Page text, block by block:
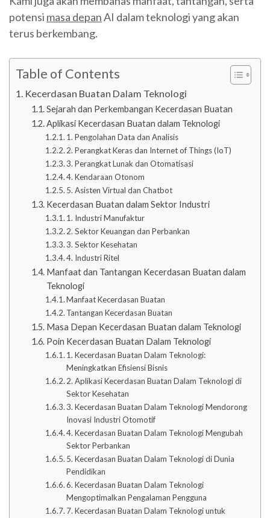
potensi masa depanAI dalam teknologi yang akan
terus berkembang.
Table of Contents
Kecerdasan Buatan Dalam Teknologi
Sejarah dan Perkembangan Kecerdasan Buatan
Aplikasi Kecerdasan Buatan dalam Teknologi
1. Pengolahan Data dan Analisis
2. Perangkat Keras dan Internet of Things (IoT)
3. Perangkat Lunak dan Otomatisasi
4. Kendaraan Otonom
5. Asisten Virtual dan Chatbot
Kecerdasan Buatan dalam Sektor Industri
1. Industri Manufaktur
2. Sektor Keuangan dan Perbankan
3. Sektor Kesehatan
4. Industri Ritel
Manfaat dan Tantangan Kecerdasan Buatan dalam
Teknologi
Manfaat Kecerdasan Buatan
Tantangan Kecerdasan Buatan
Masa Depan Kecerdasan Buatan dalam Teknologi
Poin Kecerdasan Buatan Dalam Teknologi
1. Kecerdasan Buatan Dalam Teknologi:
Meningkatkan Efisiensi Bisnis
2. Aplikasi Kecerdasan Buatan Dalam Teknologi di
Sektor Kesehatan
3. Kecerdasan Buatan Dalam Teknologi Mendorong
Inovasi Industri Otomotif
4. Kecerdasan Buatan Dalam Teknologi Mengubah
Sektor Perbankan
5. Kecerdasan Buatan Dalam Teknologi di Dunia
Pendidikan
6. Kecerdasan Buatan Dalam Teknologi
Mengoptimalkan Pengalaman Pengguna
7. Kecerdasan Buatan Dalam Teknologi untuk